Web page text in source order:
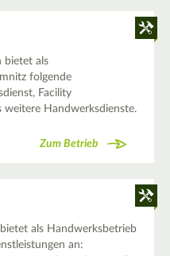
bietet als
folgende
Facility
weitere Handwerksdienste.
Zum Betrieb
als Handwerksbetrieb
an: